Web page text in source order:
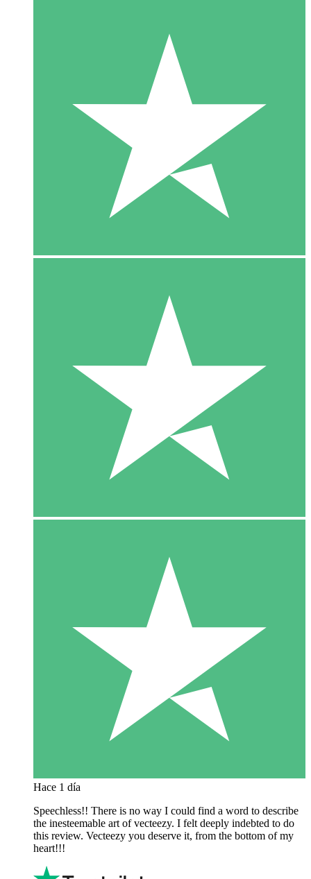
Hace 1 día
Speechless!! There is no way I could find a word to describe
the inesteemable art of vecteezy. I felt deeply indebted to do
this review. Vecteezy you deserve it, from the bottom of my
heart!!!